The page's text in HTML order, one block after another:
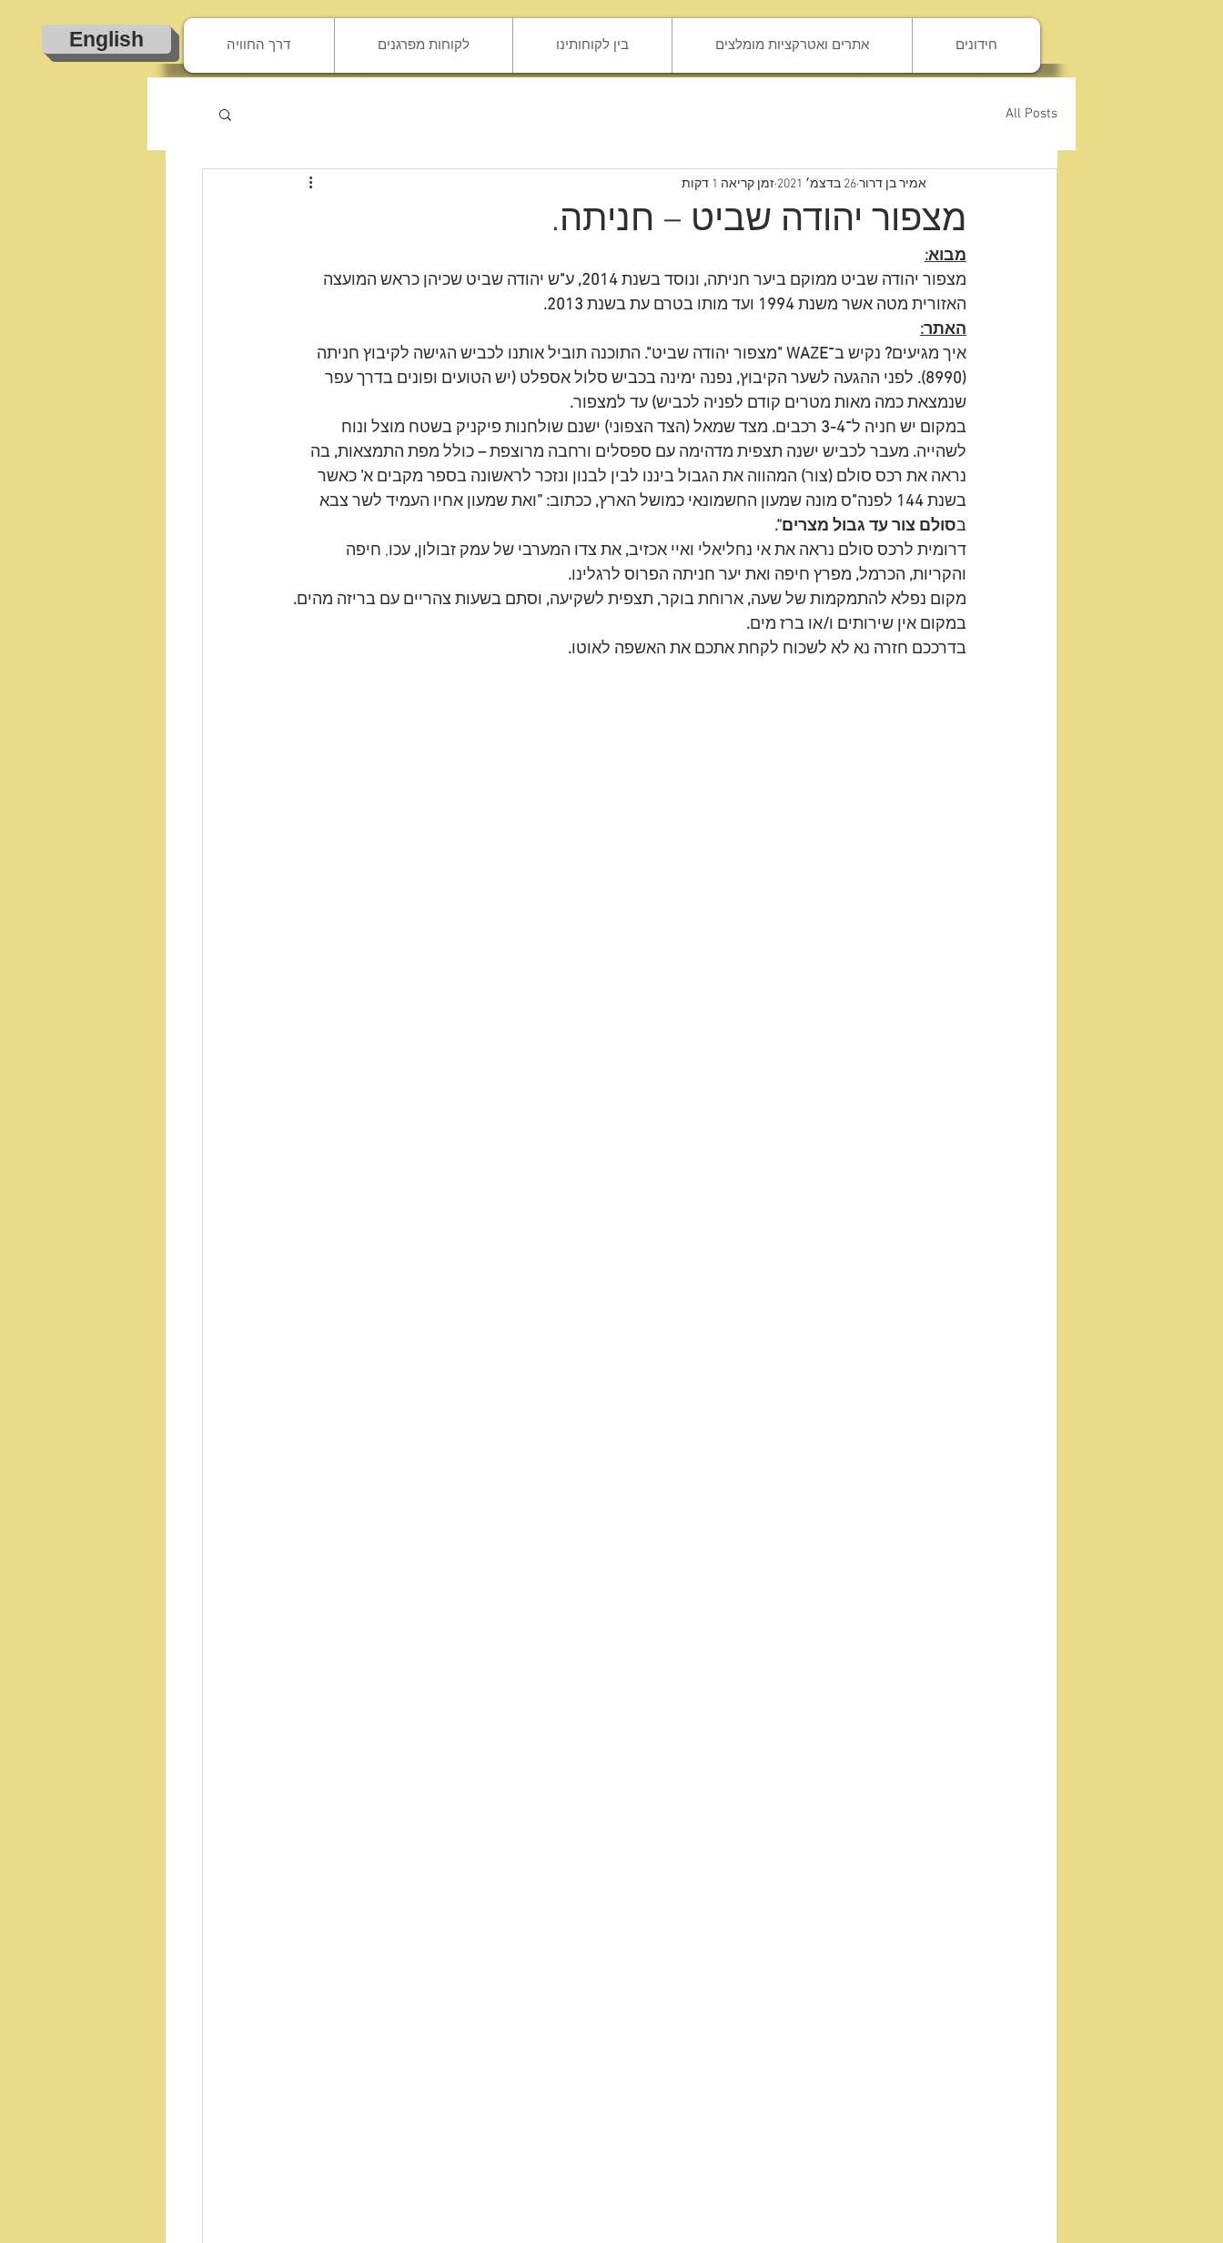
דרך החוויה לקוחות מפרגנים בין לקוחותינו אתרים ואטרקציות מומלצים חידונים English להתחברות
All Posts
מצפור יהודה שביט – חניתה.
אמיר בן דרור26 בדצמ׳ 2021 זמן קריאה 1 דקות
מבוא:
מצפור יהודה שביט ממוקם ביער חניתה, ונוסד בשנת ע"ש יהודה שביט שכיהן כראש המועצה
האזורית מטה אשר משנת
ועד מותו בטרם עת בשנת
האתר:
איך מגיעים? נקיש ב־WAZE " מצפור יהודה שביט". התוכנה תוביל אותנו לכביש הגישה לקיבוץ חניתה
(8990).
לפני ההגעה לשער הקיבוץ, נפנה ימינה בכביש סלול אספלט (יש הטועים ופונים בדרך עפר
שנמצאת כמה מאות מטרים קודם לפניה לכביש) עד למצפור.
במקום יש חניה ל־3-4 רכבים. מצד שמאל (הצד הצפוני) ישנם שולחנות פיקניק בשטח מוצל ונוח
לשהייה. מעבר לכביש ישנה תצפית מדהימה עם ספסלים ורחבה מרוצפת – כולל מפת התמצאות, בה
נראה את רכס סולם (צור) המהווה את הגבול ביננו לבין לבנון ונזכר לראשונה בספר מקבים א' כאשר
בשנת 144 לפנה"ס מונה שמעון החשמונאי כמושל הארץ, ככתוב:
”ואת שמעון אחיו העמיד לשר צבא
בסולם צור עד גבול מצרים“.
דרומית לרכס סולם נראה את אי נחליאלי ואיי אכזיב, את צדו המערבי של עמק זבולון, עכו, חיפה
והקריות, הכרמל, מפרץ חיפה ואת יער חניתה הפרוס לרגלינו.
מקום נפלא להתמקמות של שעה, ארוחת בוקר, תצפית לשקיעה, וסתם בשעות צהריים עם בריזה מהים.
במקום אין שירותים ו/או ברז מים.
בדרככם חזרה נא לא לשכוח לקחת אתכם את האשפה לאוטו.